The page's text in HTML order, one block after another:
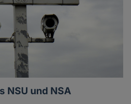
NSU und NSA